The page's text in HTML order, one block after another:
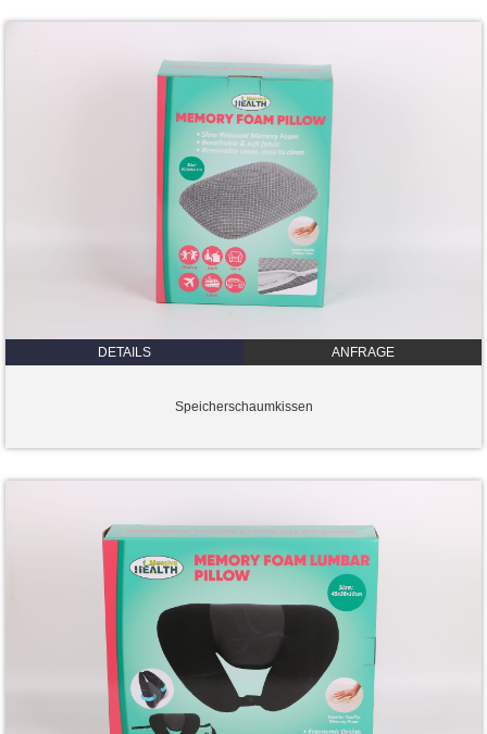
DETAILS ANFRAGE
Speicherschaumkissen